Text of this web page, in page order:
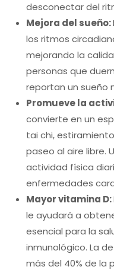
desconectar del
Mejora del sueño:
los ritmos
mejorando la
personas que
reportan un sueño
Promueve la
convierte en un
tai chi,
paseo al aire libre.
actividad física
enfermedades
Mayor vitamina D:
le ayudará a
esencial para la
inmunológico. La
más del 40% de la